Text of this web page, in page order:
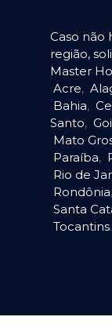
Caso não
região,
Master
Acre,
Bahia,
Santo,
Mato
Paraíba,
Rio de
Rondônia,
Santa
Tocantins.